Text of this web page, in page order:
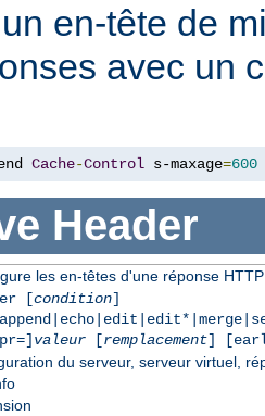
en-tête de
avec un
Cache-Control s-maxage=600
Header
les en-têtes d'une réponse HTTP
[condition]
valeur[remplacement]
du serveur, serveur virtuel,